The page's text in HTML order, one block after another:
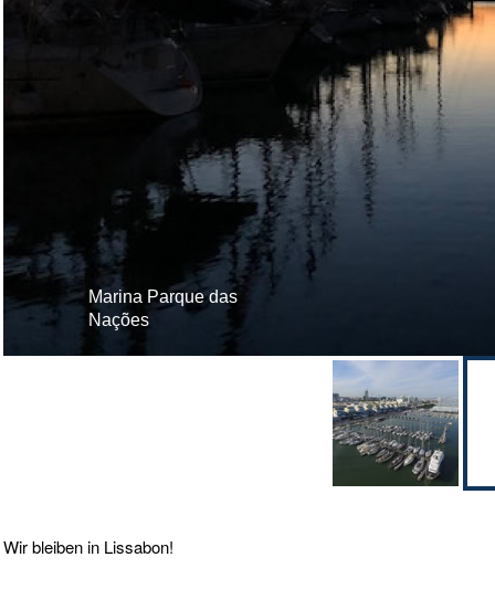
Marina Parque das
Nações
Marina Parque das Nações
Wir bleiben in Lissabon!